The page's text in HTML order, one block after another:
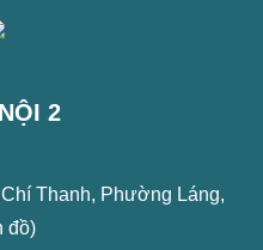
2
Thanh, Phường Láng,
đồ)